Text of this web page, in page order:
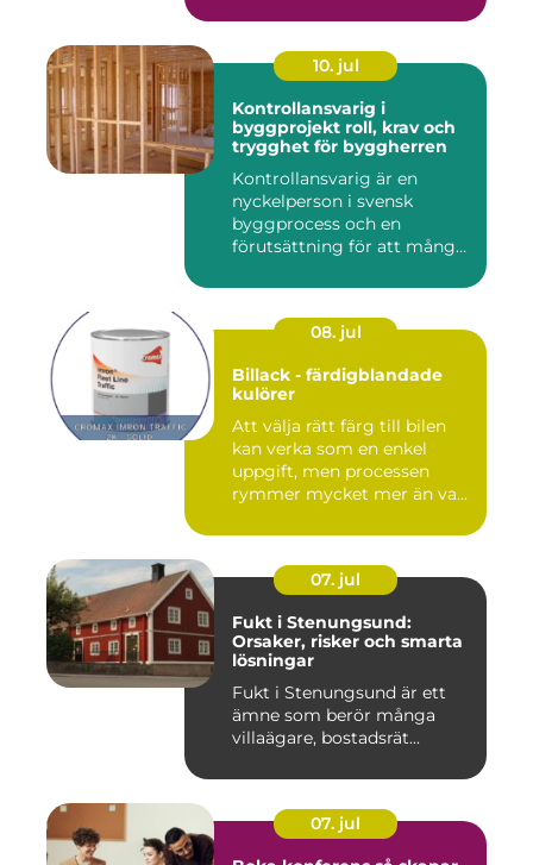
10. jul
Kontrollansvarig i
byggprojekt roll, krav och
trygghet för byggherren
Kontrollansvarig är en
nyckelperson i svensk
byggprocess och en
förutsättning för att många
08. jul
Billack - färdigblandade
kulörer
Att välja rätt färg till bilen
kan verka som en enkel
uppgift, men processen
rymmer mycket mer än va...
07. jul
Fukt i Stenungsund:
Orsaker, risker och smarta
lösningar
Fukt i Stenungsund är ett
ämne som berör många
villaägare, bostadsrät...
07. jul